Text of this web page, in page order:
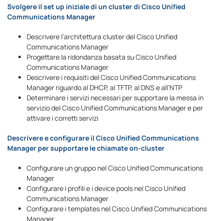
Svolgere il set up iniziale di un cluster di Cisco Unified
Communications Manager
Descrivere l’architettura cluster del Cisco Unified
Communications Manager
Progettare la ridondanza basata su Cisco Unified
Communications Manager
Descrivere i requisiti del Cisco Unified Communications
Manager riguardo al DHCP, al TFTP, al DNS e all’NTP
Determinare i servizi necessari per supportare la messa in
servizio del Cisco Unified Communications Manager e per
attivare i corretti servizi
Descrivere e configurare il Cisco Unified Communications
Manager per supportare le chiamate on-cluster
Configurare un gruppo nel Cisco Unified Communications
Manager
Configurare i profili e i device pools nel Cisco Unified
Communications Manager
Configurare i templates nel Cisco Unified Communications
Manager